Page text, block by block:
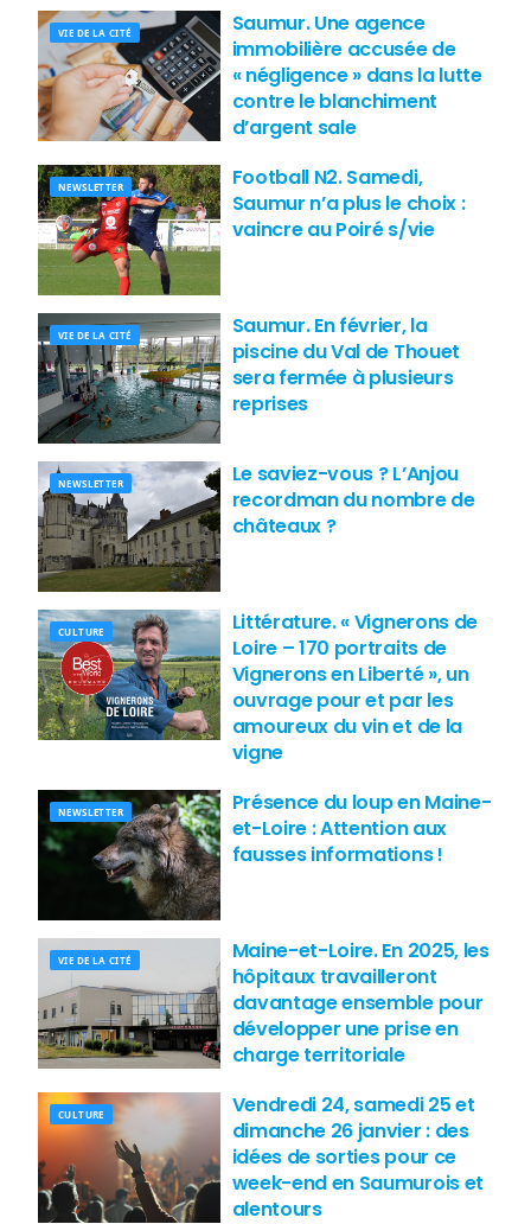
VIE DE LA CITÉ
Saumur. Une agence
immobilière accusée de
« négligence » dans la lutte
contre le blanchiment
d’argent sale
NEWSLETTER
Football N2. Samedi,
Saumur n’a plus le choix :
vaincre au Poiré s/vie
VIE DE LA CITÉ
Saumur. En février, la
piscine du Val de Thouet
sera fermée à plusieurs
reprises
NEWSLETTER
Le saviez-vous ? L’Anjou
recordman du nombre de
châteaux ?
CULTURE
Littérature. « Vignerons de
Loire – 170 portraits de
Vignerons en Liberté », un
ouvrage pour et par les
amoureux du vin et de la
vigne
NEWSLETTER
Présence du loup en Maine-
et-Loire : Attention aux
fausses informations !
VIE DE LA CITÉ
Maine-et-Loire. En 2025, les
hôpitaux travailleront
davantage ensemble pour
développer une prise en
charge territoriale
CULTURE
Vendredi 24, samedi 25 et
dimanche 26 janvier : des
idées de sorties pour ce
week-end en Saumurois et
alentours